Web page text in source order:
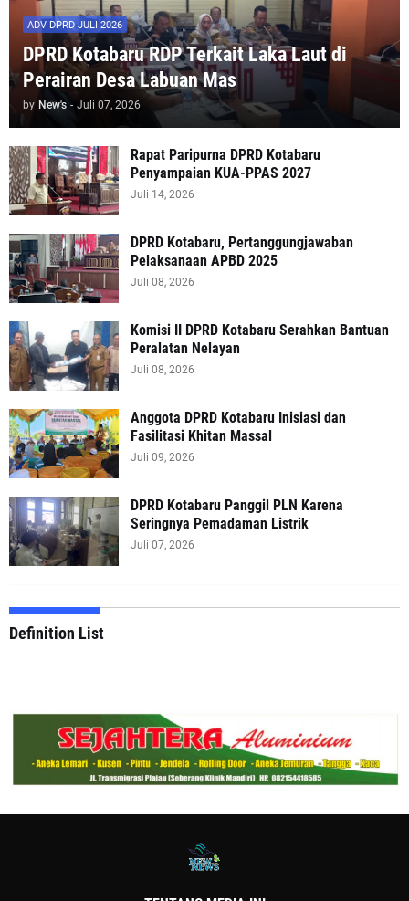
ADV DPRD JULI 2026
DPRD Kotabaru RDP Terkait Laka Laut di
Perairan Desa Labuan Mas
by New's - Juli 07, 2026
Rapat Paripurna DPRD Kotabaru
Penyampaian KUA-PPAS 2027
Juli 14, 2026
DPRD Kotabaru, Pertanggungjawaban
Pelaksanaan APBD 2025
Juli 08, 2026
Komisi II DPRD Kotabaru Serahkan Bantuan
Peralatan Nelayan
Juli 08, 2026
Anggota DPRD Kotabaru Inisiasi dan
Fasilitasi Khitan Massal
Juli 09, 2026
DPRD Kotabaru Panggil PLN Karena
Seringnya Pemadaman Listrik
Juli 07, 2026
Definition List